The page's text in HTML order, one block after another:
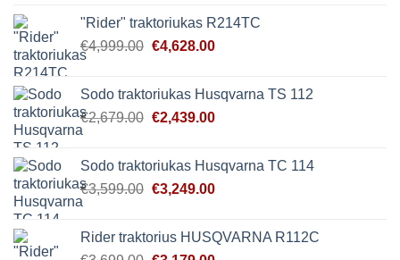
€4,450.00.€4,139.00.
"Rider" traktoriukas R214TC
€4,999.00 Original
€4,999.00.
€4,628.00Current
€4,628.00.
Sodo traktoriukas Husqvarna TS 112
€2,679.00 Original
€2,679.00.
€2,439.00Current
€2,439.00.
Sodo traktoriukas Husqvarna TC 114
€3,599.00 Original
€3,599.00.
€3,249.00Current
€3,249.00.
Rider traktorius HUSQVARNA R112C